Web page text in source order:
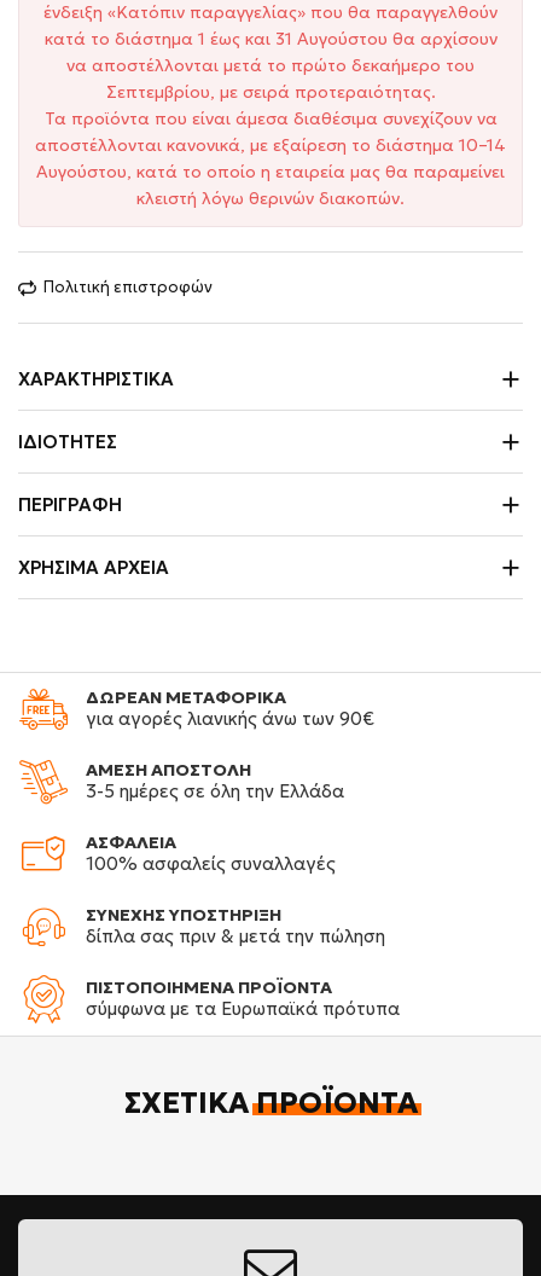
ένδειξη «Κατόπιν παραγγελίας» που θα παραγγελθούν
κατά το διάστημα 1 έως και 31 Αυγούστου θα αρχίσουν
να αποστέλλονται μετά το πρώτο δεκαήμερο του
Σεπτεμβρίου, με σειρά προτεραιότητας.
Τα προϊόντα που είναι άμεσα διαθέσιμα συνεχίζουν να
αποστέλλονται κανονικά, με εξαίρεση το διάστημα 10–14
Αυγούστου, κατά το οποίο η εταιρεία μας θα παραμείνει
κλειστή λόγω θερινών διακοπών.
Πολιτική επιστροφών
ΧΑΡΑΚΤΗΡΙΣΤΙΚΆ
ΙΔΙΌΤΗΤΕΣ
ΠΕΡΙΓΡΑΦΉ
ΧΡΉΣΙΜΑ ΑΡΧΕΊΑ
ΔΩΡΕΑΝ ΜΕΤΑΦΟΡΙΚΑ
για αγορές λιανικής άνω των 90€
ΑΜΕΣΗ ΑΠΟΣΤΟΛΗ
3-5 ημέρες σε όλη την Ελλάδα
ΑΣΦΑΛΕΙΑ
100% ασφαλείς συναλλαγές
ΣΥΝΕΧΗΣ ΥΠΟΣΤΗΡΙΞΗ
δίπλα σας πριν & μετά την πώληση
ΠΙΣΤΟΠΟΙΗΜΕΝΑ ΠΡΟΪΟΝΤΑ
σύμφωνα με τα Ευρωπαϊκά πρότυπα
ΣΧΕΤΙΚΆΠΡΟΪΌΝΤΑ